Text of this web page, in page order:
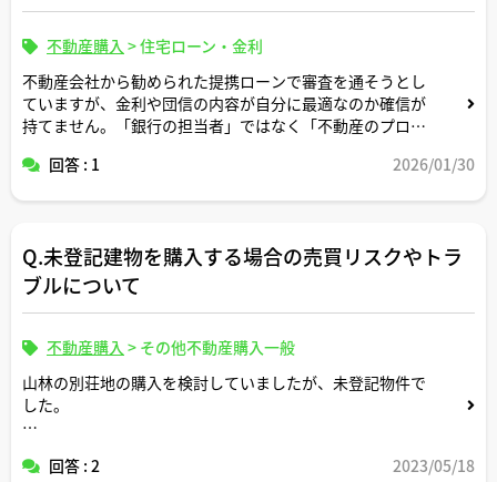
不動産購入 >住宅ローン・金利
不動産会社から勧められた提携ローンで審査を通そうとし
ていますが、金利や団信の内容が自分に最適なのか確信が
持てません。「銀行の担当者」ではなく「不動産のプロ」
リスクを見つけてもらうことはできますか？
功事例などがあれば教えてください。
回答 : 1 2026/01/30
Q.未登記建物を購入する場合の売買リスクやトラ
ブルについて
不動産購入 > その他不動産購入一般
山林の別荘地の購入を検討していましたが、未登記物件で
した。
回答 : 2 2023/05/18